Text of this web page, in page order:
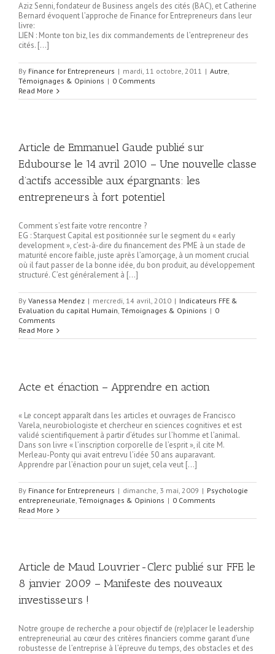
Aziz Senni, fondateur de Business angels des cités (BAC), et Catherine
Bernard évoquent l’approche de Finance for Entrepreneurs dans leur
livre:
LIEN : Monte ton biz, les dix commandements de l’entrepreneur des
cités. […]
By Finance for Entrepreneurs | mardi, 11 octobre, 2011 | Autre,
Témoignages & Opinions | 0 Comments
Read More
Article de Emmanuel Gaude publié sur
Edubourse le 14 avril 2010 – Une nouvelle classe
d’actifs accessible aux épargnants: les
entrepreneurs à fort potentiel
Comment s’est faite votre rencontre ?
EG : Starquest Capital est positionnée sur le segment du « early
development », c’est-à-dire du financement des PME à un stade de
maturité encore faible, juste après l’amorçage, à un moment crucial
où il faut passer de la bonne idée, du bon produit, au développement
structuré. C’est généralement à […]
By Vanessa Mendez | mercredi, 14 avril, 2010 | Indicateurs FFE &
Evaluation du capital Humain, Témoignages & Opinions | 0
Comments
Read More
Acte et énaction – Apprendre en action
« Le concept apparaît dans les articles et ouvrages de Francisco
Varela, neurobiologiste et chercheur en sciences cognitives et est
validé scientifiquement à partir d’études sur l’homme et l’animal.
Dans son livre « l’inscription corporelle de l’esprit », il cite M.
Merleau-Ponty qui avait entrevu l’idée 50 ans auparavant.
Apprendre par l’énaction pour un sujet, cela veut […]
By Finance for Entrepreneurs | dimanche, 3 mai, 2009 | Psychologie
entrepreneuriale, Témoignages & Opinions | 0 Comments
Read More
Article de Maud Louvrier-Clerc publié sur FFE le
8 janvier 2009 – Manifeste des nouveaux
investisseurs !
Notre groupe de recherche a pour objectif de (re)placer le leadership
entrepreneurial au cœur des critères financiers comme garant d’une
robustesse de l’entreprise à l’épreuve du temps, des obstacles et des